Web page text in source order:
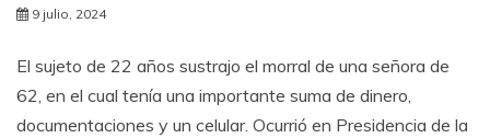
9 julio, 2024
El sujeto de 22 años sustrajo el morral de una señora de
62, en el cual tenía una importante suma de dinero,
documentaciones y un celular. Ocurrió en Presidencia de la